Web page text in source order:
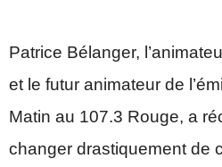
Patrice Bélanger,
et le futur animateur de
Matin au 107.3 Rouge, a
changer drastiquement de